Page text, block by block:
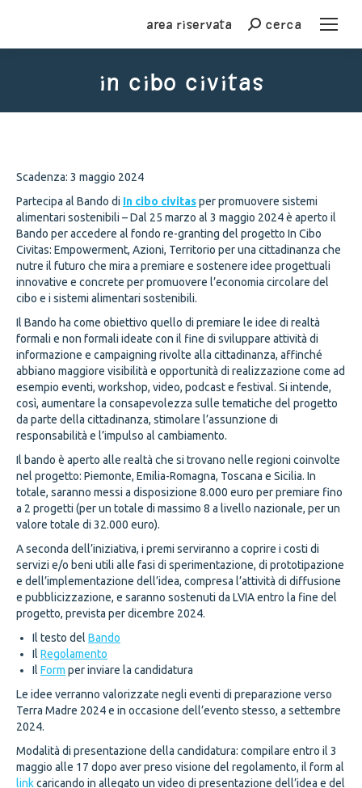
Area riservata Cercacerca
IN CIBO CIVITAS
Scadenza: 3 maggio 2024
Partecipa al Bando di In cibo civitasper promuovere sistemi
alimentari sostenibili – Dal 25 marzo al 3 maggio 2024 è aperto il
Bando per accedere al fondo re-granting del progetto In Cibo
Civitas: Empowerment, Azioni, Territorio per una cittadinanza che
nutre il futuro che mira a premiare e sostenere idee progettuali
innovative e concrete per promuovere l’economia circolare del
cibo e i sistemi alimentari sostenibili.
Il Bando ha come obiettivo quello di premiare le idee di realtà
formali e non formali ideate con il fine di sviluppare attività di
informazione e campaigning rivolte alla cittadinanza, affinché
abbiano maggiore visibilità e opportunità di realizzazione come ad
esempio eventi, workshop, video, podcast e festival. Si intende,
così, aumentare la consapevolezza sulle tematiche del progetto
da parte della cittadinanza, stimolare l’assunzione di
responsabilità e l’impulso al cambiamento.
Il bando è aperto alle realtà che si trovano nelle regioni coinvolte
nel progetto: Piemonte, Emilia-Romagna, Toscana e Sicilia. In
totale, saranno messi a disposizione 8.000 euro per premiare fino
a 2 progetti (per un totale di massimo 8 a livello nazionale, per un
valore totale di 32.000 euro).
A seconda dell’iniziativa, i premi serviranno a coprire i costi di
servizi e/o beni utili alle fasi di sperimentazione, di prototipazione
e dell’implementazione dell’idea, compresa l’attività di diffusione
e pubblicizzazione, e saranno sostenuti da LVIA entro la fine del
progetto, prevista per dicembre 2024.
Il testo del Bando
Il Regolamento
Il Form per inviare la candidatura
Le idee verranno valorizzate negli eventi di preparazione verso
Terra Madre 2024 e in occasione dell’evento stesso, a settembre
2024.
Modalità di presentazione della candidatura: compilare entro il 3
maggio alle 17 dopo aver preso visione del regolamento, il form al
linkcaricando in allegato un video di presentazione dell’idea e del